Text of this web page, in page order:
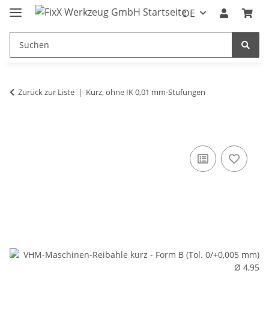
DE
Zurück zur Liste Kurz, ohne IK 0,01 mm-Stufungen